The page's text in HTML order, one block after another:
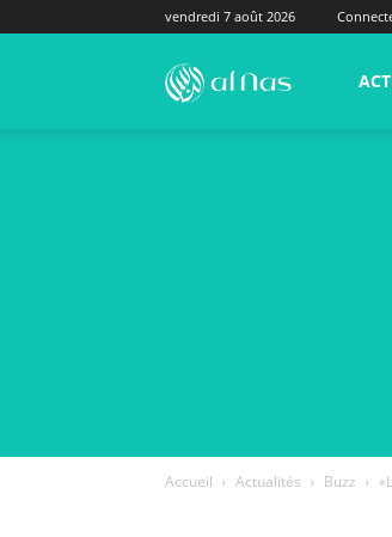
vendredi 7 août 2026
alNas.fr
Accueil Actualités Buzz